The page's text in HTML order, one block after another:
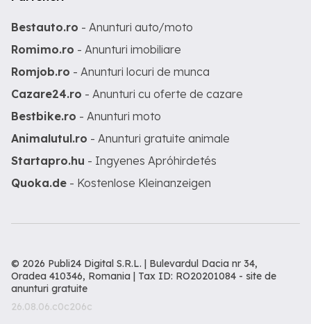
Bestauto.ro - Anunturi auto/moto
Romimo.ro - Anunturi imobiliare
Romjob.ro - Anunturi locuri de munca
Cazare24.ro - Anunturi cu oferte de cazare
Bestbike.ro - Anunturi moto
Animalutul.ro - Anunturi gratuite animale
Startapro.hu - Ingyenes Apróhirdetés
Quoka.de - Kostenlose Kleinanzeigen
© 2026 Publi24 Digital S.R.L. | Bulevardul Dacia nr 34,
Oradea 410346, Romania | Tax ID: RO20201084 - site de
anunturi gratuite
26.08.06.c0c206c